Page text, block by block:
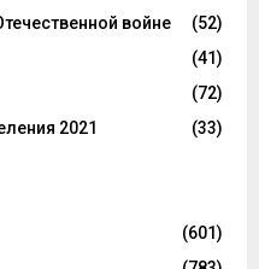
войне
(52)
(41)
(72)
2021
(33)
(601)